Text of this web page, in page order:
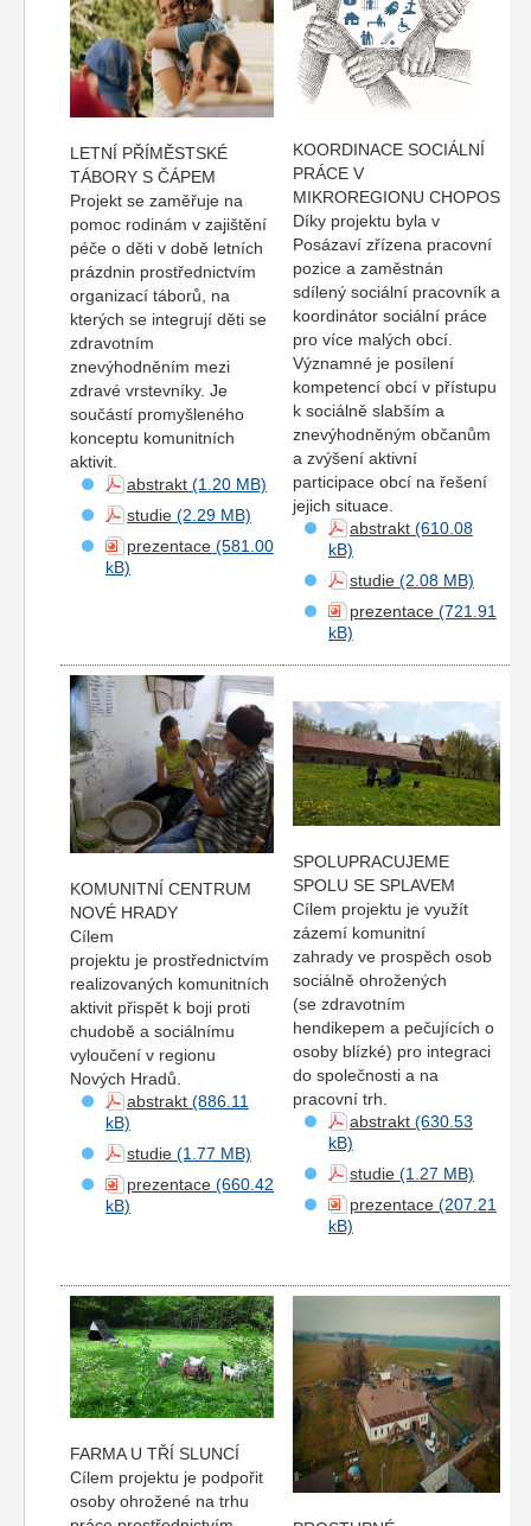
LETNÍ PŘÍMĚSTSKÉ
TÁBORY S ČÁPEM
Projekt se zaměřuje na
pomoc rodinám v zajištění
péče o děti v době letních
prázdnin prostřednictvím
organizací táborů, na
kterých se integrují děti se
zdravotním
znevýhodněním mezi
zdravé vrstevníky. Je
součástí promyšleného
konceptu komunitních
aktivit.
abstrakt
studie
prezentace
KOORDINACE SOCIÁLNÍ
PRÁCE V
MIKROREGIONU CHOPOS
Díky projektu byla v
Posázaví zřízena pracovní
pozice a zaměstnán
sdílený sociální pracovník a
koordinátor sociální práce
pro více malých obcí.
Významné je posílení
kompetencí obcí v přístupu
k sociálně slabším a
znevýhodněným občanům
a zvýšení aktivní
participace obcí na řešení
jejich situace.
abstrakt
studie
prezentace
KOMUNITNÍ CENTRUM
NOVÉ HRADY
Cílem
projektu je prostřednictvím
realizovaných komunitních
aktivit přispět k boji proti
chudobě a sociálnímu
vyloučení v regionu
Nových Hradů.
abstrakt
studie
prezentace
SPOLUPRACUJEME
SPOLU SE SPLAVEM
Cílem projektu je využít
zázemí komunitní
zahrady ve prospěch osob
sociálně ohrožených
(se zdravotním
hendikepem a pečujících o
osoby blízké) pro integraci
do společnosti a na
pracovní trh.
abstrakt
studie
prezentace
FARMA U TŘÍ SLUNCÍ
Cílem projektu je podpořit
osoby ohrožené na trhu